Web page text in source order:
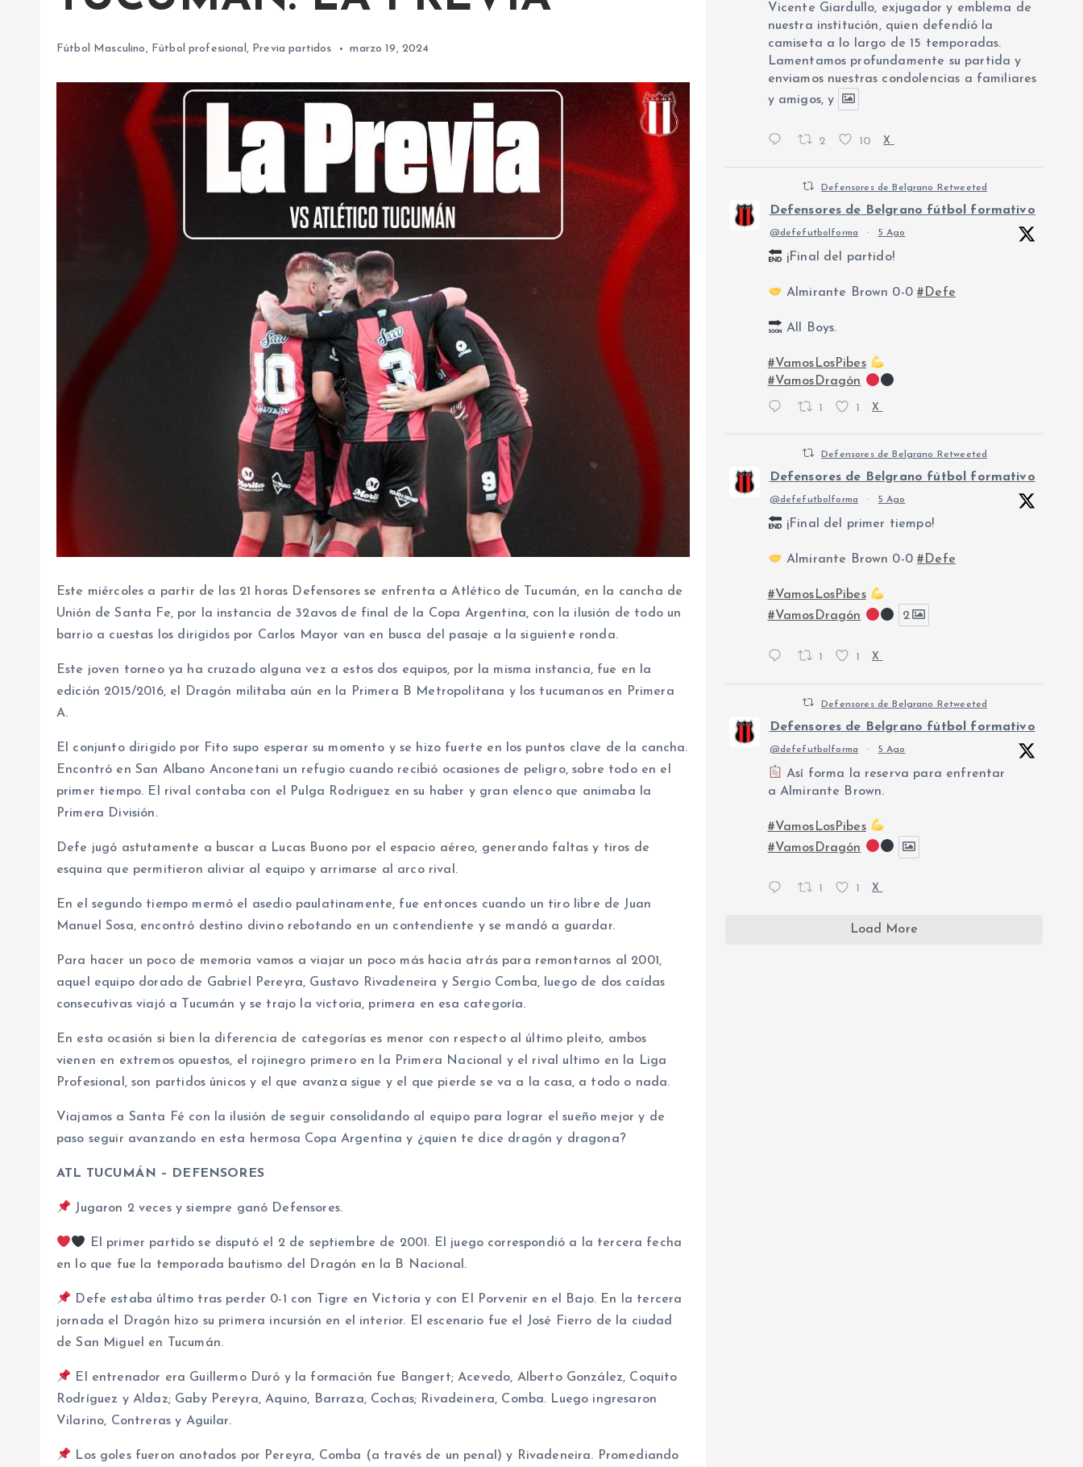
Fútbol Masculino, Fútbol profesional, Previa partidos marzo 19, 2024
Este miércoles a partir de las 21 horas Defensores se enfrenta a Atlético de Tucumán, en la cancha de
Unión de Santa Fe, por la instancia de 32avos de final de la Copa Argentina, con la ilusión de todo un
barrio a cuestas los dirigidos por Carlos Mayor van en busca del pasaje a la siguiente ronda.
Este joven torneo ya ha cruzado alguna vez a estos dos equipos, por la misma instancia, fue en la
edición 2015/2016, el Dragón militaba aún en la Primera B Metropolitana y los tucumanos en Primera
A.
El conjunto dirigido por Fito supo esperar su momento y se hizo fuerte en los puntos clave de la cancha.
Encontró en San Albano Anconetani un refugio cuando recibió ocasiones de peligro, sobre todo en el
primer tiempo. El rival contaba con el Pulga Rodriguez en su haber y gran elenco que animaba la
Primera División.
Defe jugó astutamente a buscar a Lucas Buono por el espacio aéreo, generando faltas y tiros de
esquina que permitieron aliviar al equipo y arrimarse al arco rival.
En el segundo tiempo mermó el asedio paulatinamente, fue entonces cuando un tiro libre de Juan
Manuel Sosa, encontró destino divino rebotando en un contendiente y se mandó a guardar.
Para hacer un poco de memoria vamos a viajar un poco más hacia atrás para remontarnos al 2001,
aquel equipo dorado de Gabriel Pereyra, Gustavo Rivadeneira y Sergio Comba, luego de dos caídas
consecutivas viajó a Tucumán y se trajo la victoria, primera en esa categoría.
En esta ocasión si bien la diferencia de categorías es menor con respecto al último pleito, ambos
vienen en extremos opuestos, el rojinegro primero en la Primera Nacional y el rival ultimo en la Liga
Profesional, son partidos únicos y el que avanza sigue y el que pierde se va a la casa, a todo o nada.
Viajamos a Santa Fé con la ilusión de seguir consolidando al equipo para lograr el sueño mejor y de
paso seguir avanzando en esta hermosa Copa Argentina y ¿quien te dice dragón y dragona?
ATL TUCUMÁN – DEFENSORES
Jugaron 2 veces y siempre ganó Defensores.
El primer partido se disputó el 2 de septiembre de 2001. El juego correspondió a la tercera fecha
en lo que fue la temporada bautismo del Dragón en la B Nacional.
Defe estaba último tras perder 0-1 con Tigre en Victoria y con El Porvenir en el Bajo. En la tercera
jornada el Dragón hizo su primera incursión en el interior. El escenario fue el José Fierro de la ciudad
de San Miguel en Tucumán.
El entrenador era Guillermo Duró y la formación fue Bangert; Acevedo, Alberto González, Coquito
Rodríguez y Aldaz; Gaby Pereyra, Aquino, Barraza, Cochas; Rivadeinera, Comba. Luego ingresaron
Vilarino, Contreras y Aguilar.
Los goles fueron anotados por Pereyra, Comba (a través de un penal) y Rivadeneira. Promediando
Vicente Giardullo, exjugador y emblema de
nuestra institución, quien defendió la
camiseta a lo largo de 15 temporadas.
Lamentamos profundamente su partida y
enviamos nuestras condolencias a familiares
y amigos, y
2 10 X
Defensores de Belgrano Retweeted
Defensores de Belgrano fútbol formativo
@defefutbolforma · 5 Ago
¡Final del partido!
Almirante Brown 0-0#Defe
All Boys.
#VamosLosPibes
#VamosDragón
1 1 X
Defensores de Belgrano Retweeted
Defensores de Belgrano fútbol formativo
@defefutbolforma · 5 Ago
¡Final del primer tiempo!
Almirante Brown 0-0#Defe
#VamosLosPibes
#VamosDragón
2
1 1 X
Defensores de Belgrano Retweeted
Defensores de Belgrano fútbol formativo
@defefutbolforma · 5 Ago
Así forma la reserva para enfrentar
a Almirante Brown.
#VamosLosPibes
#VamosDragón
1 1 X
Load More